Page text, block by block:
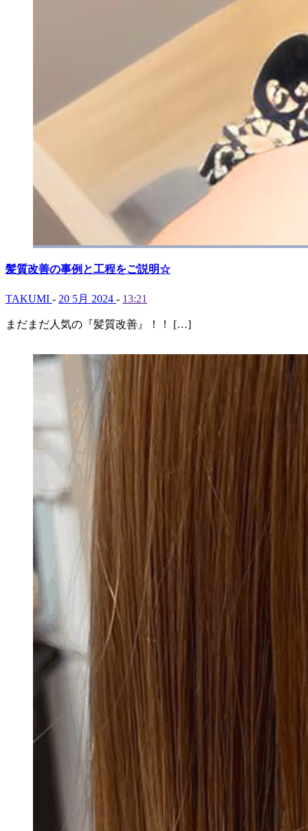
髪質改善の事例と工程をご説明☆
TAKUMI - 20 5月 2024 - 13:21
まだまだ人気の『髪質改善』！！ […]